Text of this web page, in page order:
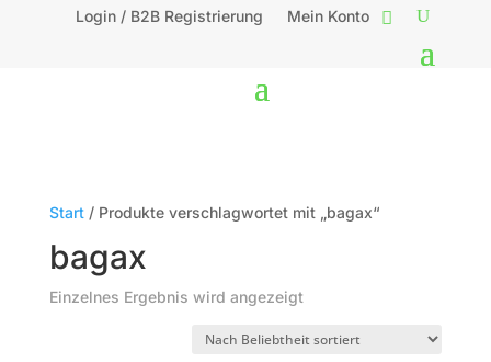
Login / B2B Registrierung Mein Konto
Start/ Produkte verschlagwortet mit „bagax“
bagax
Einzelnes Ergebnis wird angezeigt